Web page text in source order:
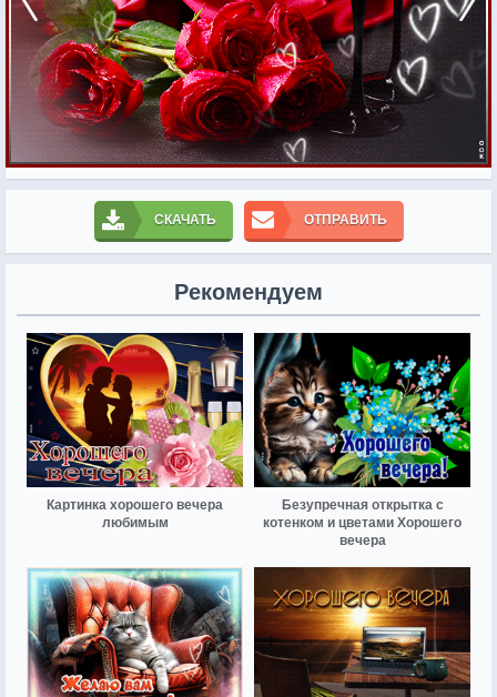
СКАЧАТЬ ОТПРАВИТЬ
Рекомендуем
Картинка хорошего вечера
любимым
Безупречная открытка с
котенком и цветами Хорошего
вечера